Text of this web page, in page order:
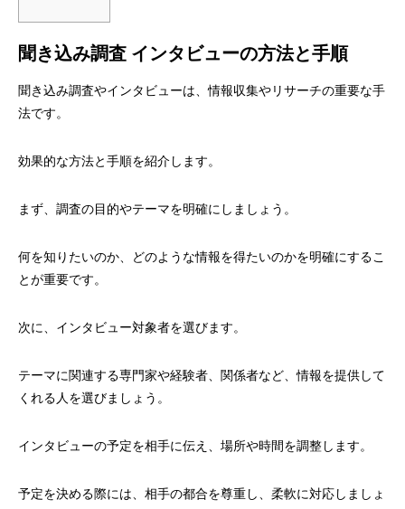
聞き込み調査 インタビューの方法と手順
聞き込み調査やインタビューは、情報収集やリサーチの重要な手
法です。
効果的な方法と手順を紹介します。
まず、調査の目的やテーマを明確にしましょう。
何を知りたいのか、どのような情報を得たいのかを明確にするこ
とが重要です。
次に、インタビュー対象者を選びます。
テーマに関連する専門家や経験者、関係者など、情報を提供して
くれる人を選びましょう。
インタビューの予定を相手に伝え、場所や時間を調整します。
予定を決める際には、相手の都合を尊重し、柔軟に対応しましょ